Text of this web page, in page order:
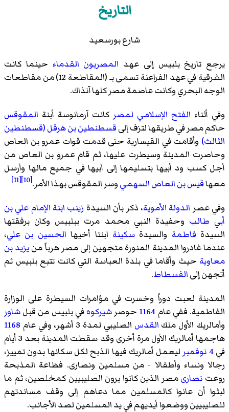
التاريخ
شارع بورسعيد
يرجع تاريخ بلبيس إلى عهد المصريون القدماء حينما كانت
الشرقية في عهد الفراعنة تسمى بـ (المقاطعة 12) من مقاطعات
الوجه البحري وكانت عاصمة مصر كلها آنذاك.
وفي أثناء الفتح الإسلامي لمصر كانت آرمانوسة أبنة المقوقس
حاكم مصر في طريقها لتزف إلىقسطنطين بن هرقل (قسطنطين
الثالث) وأقامت في القيسارية حتى قدمت قوات عمرو بن العاص
وحاصرت المدينة وسيطرت عليها، ثم قام عمرو بن العاص من
أجل كسب ود أبيها بتسليمها إلى أبيها في جميع مالها وأرسل
معهاقيس بن العاص السهميوسر المقوقس بهذا الأمر.[10]
[11]
وفي عصر الدولة الأموية، ذكر بأن السيدة زينب ابنة الإمام علي بن
أبي طالب وحفيدة النبي محمد مرت ببلبيس وكان برفقتها
السيدة فاطمة والسيدةسكينة ابنتا أخيها الحسين بن علي،
عندما غادروا المدينة المنورة متجهين إلى مصر هرباً منيزيد بن
معاوية حيث وأقاما في بلدة العباسة التي كانت تتبع بلبيس ثم
أتجهن إلىالفسطاط.
المدينة لعبت دوراً وخسرت في مؤامرات السيطرة على الوزارة
الفاطمية. ففي عام 1164 حوصر شيركوهفي بلبيس من قبلشاور
وأمالريك الأول ملك القدس الصليبي لمدة 3 أشهر، وفي عام
1168
هاجمها أمالريك الأول مرة أخرى وقد سقطت المدينة بعد 3 أيام
في4 نوفمبر
ليعمل أمالريك فيها الذبح لكل سكانها بدون تمييز،
رجالا ونساء وأطفالا - من مسلمين ونصارى. فظاعة المذبحة
روعت نصارىمصر الذين كانوا يرون الصليبيين كمخلصين، ثم ما
لبثوا أن عانوا كالمسلمين مما دعاهم إلى وقف مساندتهم
للصليبيين ووضعوا أيديهم في يد المسلمين لصد الأجانب.